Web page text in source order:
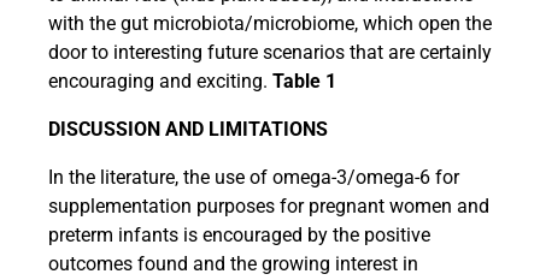
with the gut microbiota/microbiome, which open the
door to interesting future scenarios that are certainly
encouraging and exciting. Table 1
DISCUSSION AND LIMITATIONS
In the literature, the use of omega-3/omega-6 for
supplementation purposes for pregnant women and
preterm infants is encouraged by the positive
outcomes found and the growing interest in